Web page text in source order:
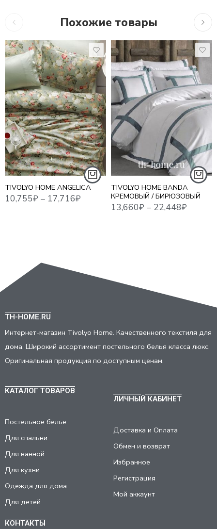
Похожие товары
TIVOLYO HOME ANGELICA
10,755₽–17,716₽
1,5 СПАЛЬНЫЙ
ЕВРО СТАНДАРТ
ЕВРО MAXI
СЕМЕЙНЫЙ
TIVOLYO HOME BANDA
КРЕМОВЫЙ / БИРЮЗОВЫЙ
13,660₽– 22,448
1,5 СПАЛЬНЫЙ
ЕВРО СТАНДАРТ
ЕВРО MAXI
СЕМЕЙНЫЙ
TH-HOME.RU
Интернет-магазин Tivolyo Home. Качественного текстиля для
дома. Широкий ассортимент постельного белья класса люкс.
Оригинальная продукция по доступным ценам.
КАТАЛОГ ТОВАРОВ
Постельное белье
Для спальни
Для ванной
Для кухни
Одежда для дома
Для детей
ЛИЧНЫЙ КАБИНЕТ
Доставка и Оплата
Обмен и возврат
Избранное
Регистрация
Мой аккаунт
КОНТАКТЫ